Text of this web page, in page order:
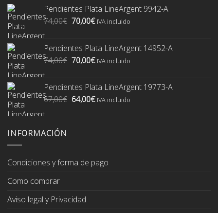
Pendientes Plata LineArgent 9942-A
74,00€ El
era:
74,00€.
70,00€El
es:
70,00€.
IVA incluido
Pendientes Plata LineArgent 14952-A
74,00€ El
era:
74,00€.
70,00€El
es:
70,00€.
IVA incluido
Pendientes Plata LineArgent 19773-A
67,00€ El
64,00€ElIVA incluido
INFORMACIÓN
Condiciones y forma de pago
Como comprar
Aviso legal y Privacidad